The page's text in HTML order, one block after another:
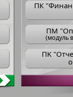
ПК
ПM
(модуль
ПK